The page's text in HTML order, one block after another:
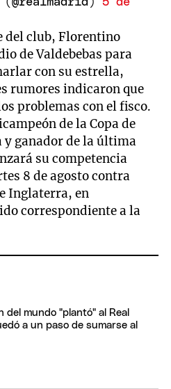
del club, Florentino
de Valdebebas para
con su estrella,
rumores indicaron que
problemas con el fisco.
de la Copa de
y ganador de la última
su competencia
8 de agosto contra
Inglaterra, en
correspondiente a la
del mundo "plantó" al Real
a un paso de sumarse al